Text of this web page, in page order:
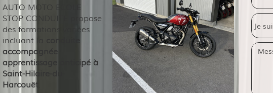
AUTO MOTO ECOLE
STOP CONDUITE propose
des formations variées
incluant la
conduite
accompagnée
apprentissage anticipé à
Saint-Hilaire-du-
Harcouët